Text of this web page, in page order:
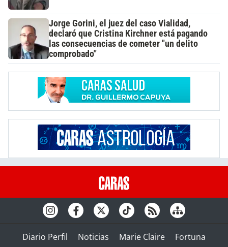
Jorge Gorini, el juez del caso Vialidad,
declaró que Cristina Kirchner está pagando
las consecuencias de cometer "un delito
comprobado"
Diario Perfil Noticias Marie Claire
Fortuna